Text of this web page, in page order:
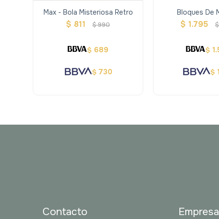
Max - Bola Misteriosa Retro
$ 811 $990
$ 689
$ 730
Bloques De
Abecedario Y
$ 1.795 $
$
$
Contacto Empresa